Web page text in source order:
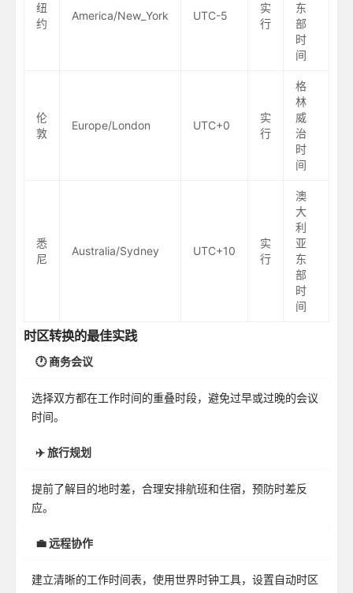
纽
约
America/New_York UTC-5
实
行
东
部
时
间
伦
敦
Europe/London UTC+0
实
行
格
林
威
治
时
间
悉
尼
Australia/Sydney UTC+10
实
行
澳
大
利
亚
东
部
时
间
时区转换的最佳实践
🕐 商务会议
选择双方都在工作时间的重叠时段，避免过早或过晚的会议
时间。
✈️ 旅行规划
提前了解目的地时差，合理安排航班和住宿，预防时差反
应。
💼 远程协作
建立清晰的工作时间表，使用世界时钟工具，设置自动时区